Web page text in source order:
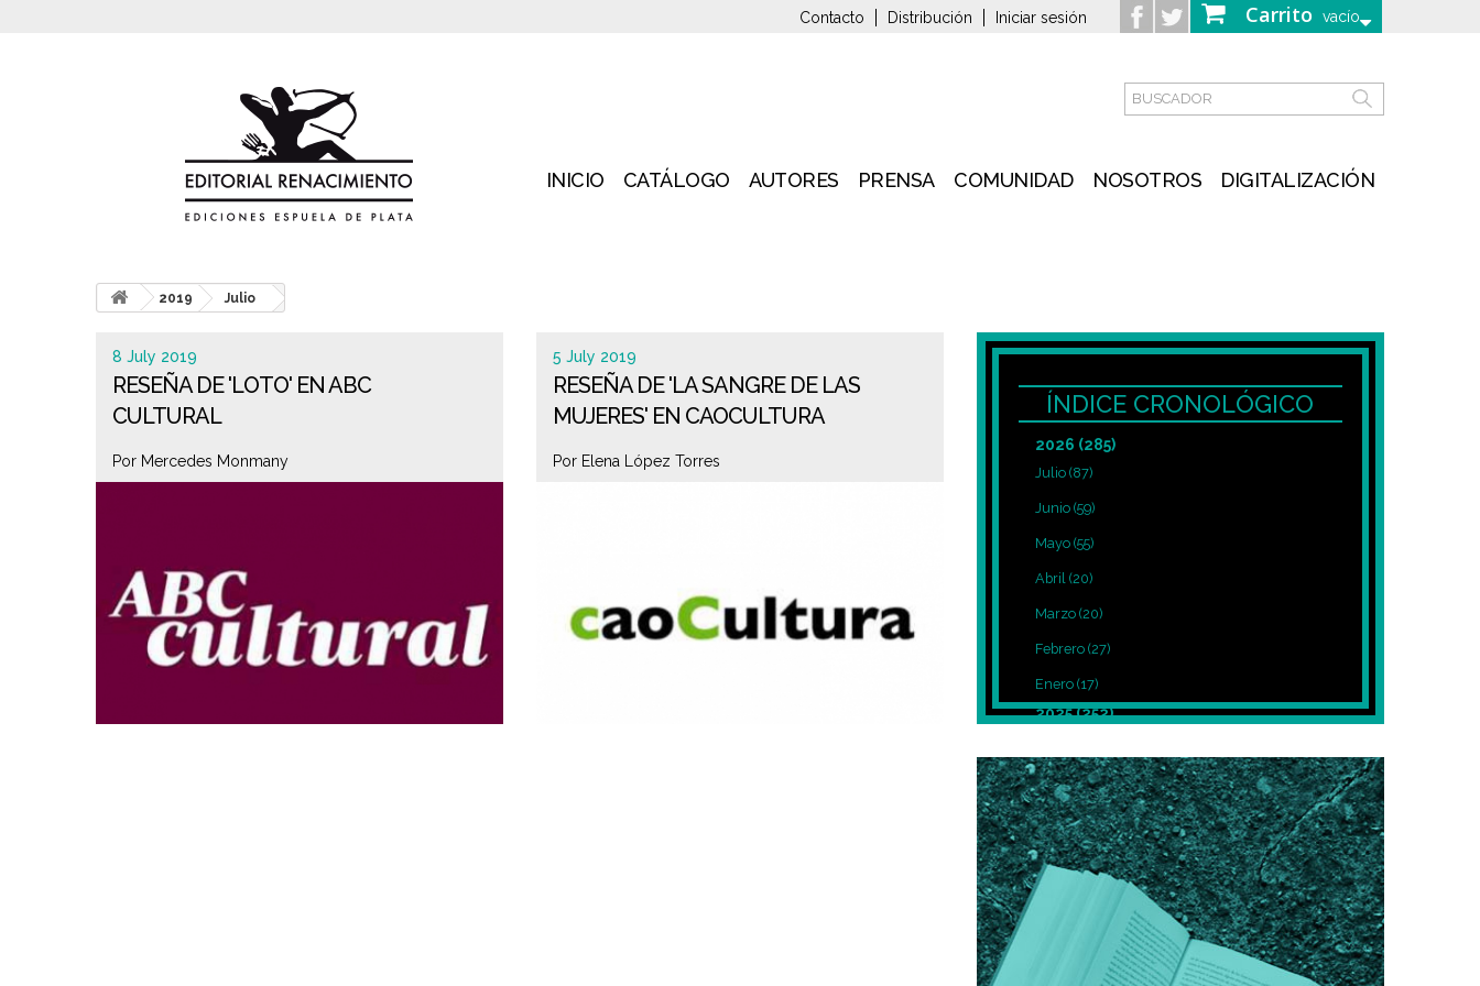
Carrito vacío
Contacto Distribución Iniciar sesión
INICIO CATÁLOGO AUTORES PRENSA COMUNIDAD NOSOTROS DIGITALIZACIÓN
2019 Julio
8 July 2019
RESEÑA DE 'LOTO' EN ABC
CULTURAL
Por Mercedes Monmany
5 July 2019
RESEÑA DE 'LA SANGRE DE LAS
MUJERES' EN CAOCULTURA
Por Elena López Torres
ÍNDICE CRONOLÓGICO
2026 (285)
Julio (87)
Junio (59)
Mayo (55)
Abril (20)
Marzo (20)
Febrero (27)
Enero (17)
2025(252)
Noviembre(27)
Octubre(8)
Septiembre(12)
Agosto